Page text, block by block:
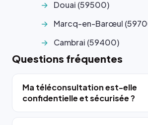
Douai (59500)
Marcq-en-Barœul
Cambrai (59400)
Questions fréquentes
Ma téléconsultation est-elle
confidentielle et sécurisée ?